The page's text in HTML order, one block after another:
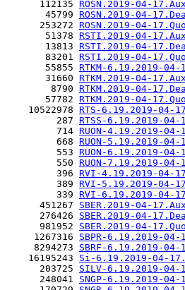
      112135
ROSN.2019-04-
       45799
ROSN.2019-04-
      253272
ROSN.2019-04-
       51378
RSTI.2019-04-
       13813
RSTI.2019-04-
       83201
RSTI.2019-04-
       55855
RTKM-6.19.2019-04-
       31660
RTKM.2019-04-
        8790
RTKM.2019-04-
       57782
RTKM.2019-04-
    10522978
RTS-6.19.2019-04-
         287
RTSS-6.19.2019-04-
         714
RUON-4.19.2019-
         668
RUON-5.19.2019-
         553
RUON-6.19.2019-
         550
RUON-7.19.2019-
         396
RVI-4.19.2019-04-
         389
RVI-5.19.2019-04-
         339
RVI-6.19.2019-04-
      451267
SBER.2019-04-
      276426
SBER.2019-04-
      981952
SBER.2019-04-
     1267316
SBPR-6.19.2019-04-
     8294273
SBRF-6.19.2019-04-
    16195243
Si-6.19.2019-04-
      203725
SILV-6.19.2019-04-
      248041
SNGP-6.19.2019-04-